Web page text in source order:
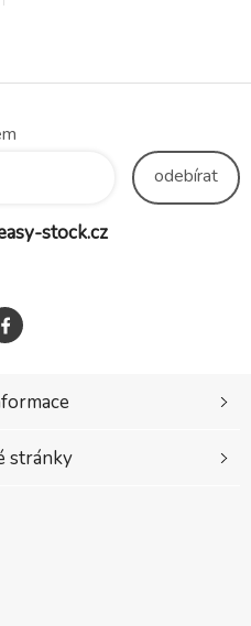
ochranu, protože jejich očka
dospělých. Sluneční brýle
odebírat
stock.cz
stránky